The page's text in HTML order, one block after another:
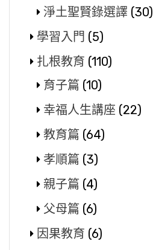
淨土聖賢錄選譯 (30)
學習入門 (5)
扎根教育 (110)
育子篇 (10)
幸福人生講座 (22)
教育篇 (64)
孝順篇 (3)
親子篇 (4)
父母篇 (6)
因果教育 (6)